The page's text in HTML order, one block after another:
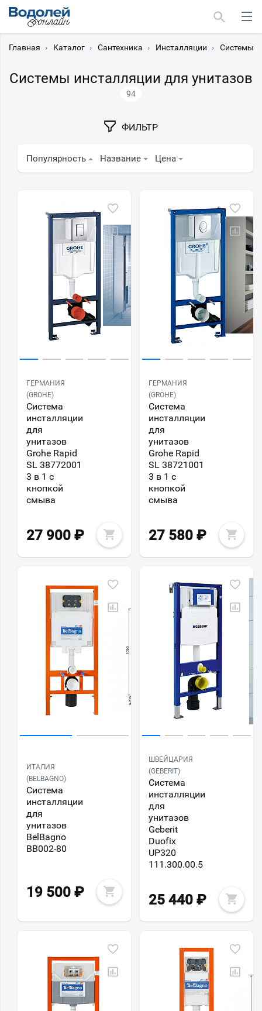
Главная › Каталог › Сантехника › Инсталляции › Системы
Системы инсталляции для унитазов
94
ФИЛЬТР
Популярность Название Цена
ГЕРМАНИЯ
(GROHE)
Система
инсталляции
для
унитазов
Grohe Rapid
SL 38772001
3 в 1 с
кнопкой
смыва
27 900 ₽
ГЕРМАНИЯ
(GROHE)
Система
инсталляции
для
унитазов
Grohe Rapid
SL 38721001
3 в 1 с
кнопкой
смыва
27 580 ₽
ИТАЛИЯ
(BELBAGNO)
Система
инсталляции
для
унитазов
BelBagno
BB002-80
19 500 ₽
ШВЕЙЦАРИЯ
(GEBERIT)
Система
инсталляции
для
унитазов
Geberit
Duofix
UP320
111.300.00.5
25 440 ₽